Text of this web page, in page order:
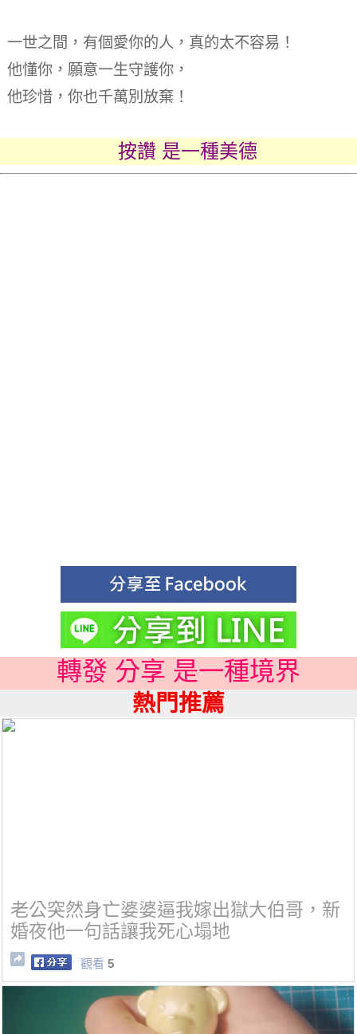
一世之間，有個愛你的人， 真的太不容易！
他懂你，願意一生守護你，
他珍惜，你也千萬別放棄！
按讚 是一種美德
轉發 分享 是一種境界
熱門推薦
老公突然身亡婆婆逼我嫁出獄大伯哥，新
婚夜他一句話讓我死心塌地
觀看 5